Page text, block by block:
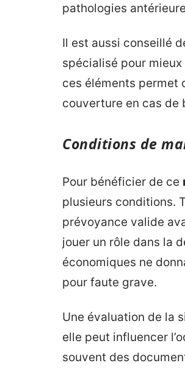
pathologies
Il est aussi conseillé
spécialisé pour
ces éléments permet
couverture en cas de
Conditions de
Pour bénéficier de ce
plusieurs conditions.
prévoyance valide
jouer un rôle dans la
économiques ne
pour faute grave.
Une évaluation de la
elle peut influencer
souvent des